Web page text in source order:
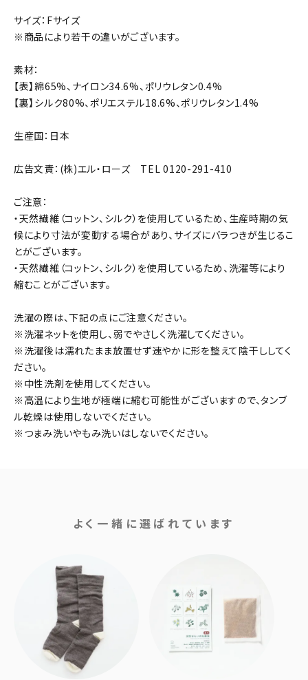
サイズ：Fサイズ
※商品により若干の違いがございます。
素材：
【表】綿65%、ナイロン34.6%、ポリウレタン0.4%
【裏】シルク80%、ポリエステル18.6%、ポリウレタン1.4%
生産国：日本
広告文責：(株)エル・ローズ TEL 0120-291-410
ご注意：
・天然繊維（コットン、シルク）を使用しているため、生産時期の気
候により寸法が変動する場合があり、サイズにバラつきが生じるこ
とがございます。
・天然繊維（コットン、シルク）を使用しているため、洗濯等により
縮むことがございます。
洗濯の際は、下記の点にご注意ください。
※洗濯ネットを使用し、弱でやさしく洗濯してください。
※洗濯後は濡れたまま放置せず速やかに形を整えて陰干ししてく
ださい。
※中性洗剤を使用してください。
※高温により生地が極端に縮む可能性がございますので、タンブ
ル乾燥は使用しないでください。
※つまみ洗いやもみ洗いはしないでください。
よく一緒に選ばれています